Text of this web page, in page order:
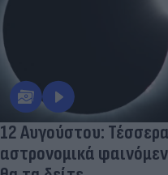
12 Αυγούστου:
αστρονομικά